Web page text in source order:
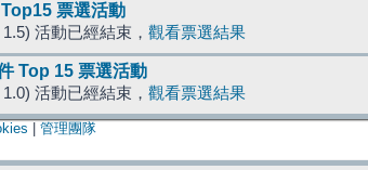
票選活動
活動已經結束， 觀看票選結果
Top 15 票選活動
活動已經結束， 觀看票選結果
管理團隊